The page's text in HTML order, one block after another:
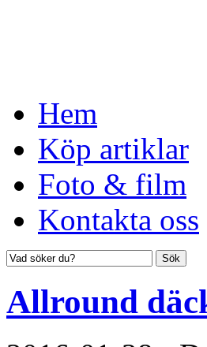
Hem
Köp artiklar
Foto & film
Kontakta oss
Allround